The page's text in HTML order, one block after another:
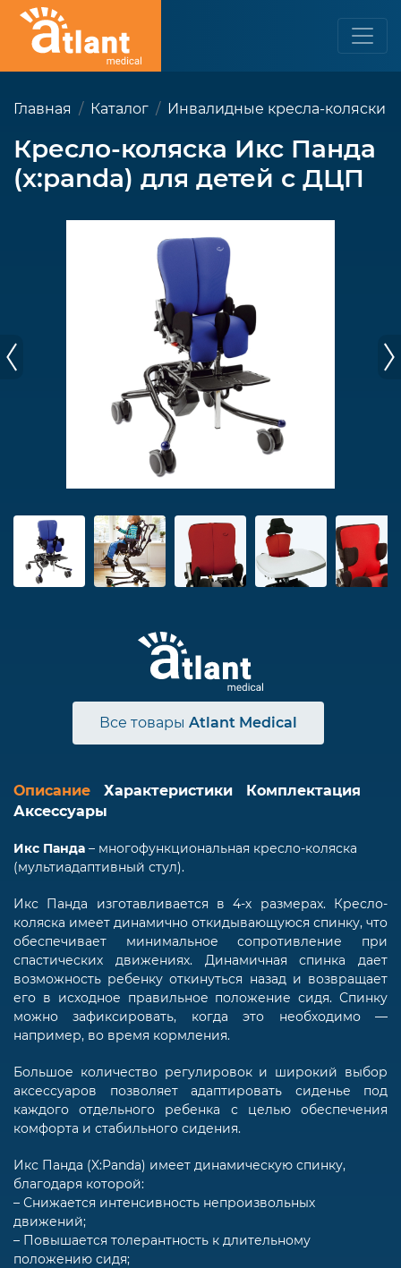
Главная Каталог Инвалидные кресла-коляски
Кресло-коляска Икс Панда
(x:panda) для детей с ДЦП
Все товары Atlant Medical
Описание Характеристики
Комплектация
Аксессуары
Икс Панда – многофункциональная кресло-коляска
(мультиадаптивный стул).
Икс Панда изготавливается в 4-х размерах. Кресло-
коляска имеет динамично откидывающуюся спинку, что
обеспечивает минимальное сопротивление при
спастических движениях. Динамичная спинка дает
возможность ребенку откинуться назад и возвращает
его в исходное правильное положение сидя. Спинку
можно зафиксировать, когда это необходимо ―
например, во время кормления.
Большое количество регулировок и широкий выбор
аксессуаров позволяет адаптировать сиденье под
каждого отдельного ребенка с целью обеспечения
комфорта и стабильного сидения.
Икс Панда (X:Panda) имеет динамическую спинку,
благодаря которой:
– Снижается интенсивность непроизвольных
движений;
– Повышается толерантность к длительному
положению сидя;